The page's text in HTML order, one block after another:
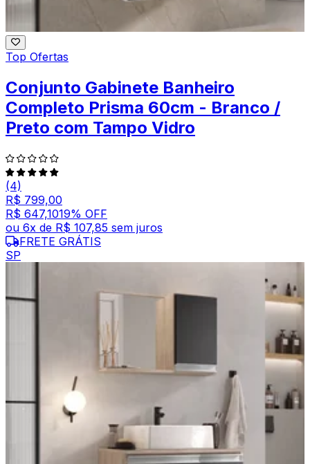
Top Ofertas
Conjunto Gabinete Banheiro
Completo Prisma 60cm - Branco /
Preto com Tampo Vidro
(4)
R$ 799,00
R$ 647,1019% OFF
ou 6x de R$ 107,85 sem juros
FRETE GRÁTIS
SP